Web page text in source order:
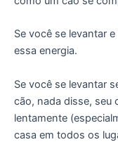
Se você se levantar
essa energia.
Se você se levantar
cão, nada disse, seu
lentamente
casa em todos os